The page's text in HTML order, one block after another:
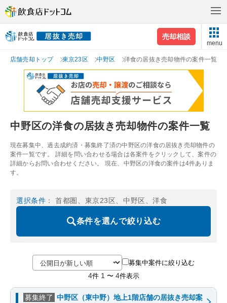
売却相談
menu
店舗売却トップ 東京23区 中野区 洋食の居抜き売却物件の案件一覧
中野区の洋食の居抜き売却物件の案件一覧
現在募集中、過去成約済・募集終了済の中野区の洋食の居抜き売却物件の
案件一覧です。 詳細を問い合わせる場合は各案件をクリックして、案件の
詳細からお問い合わせください。 現在、中野区の洋食の案件は4件ありま
す。
選択条件 ： 首都圏、東京23区、中野区、洋食
条件を選んで絞り込む
募集中案件に絞り込む
4件 1 〜 4件表示
募集終了 中野区（東中野）地上1階店舗の居抜き売却案